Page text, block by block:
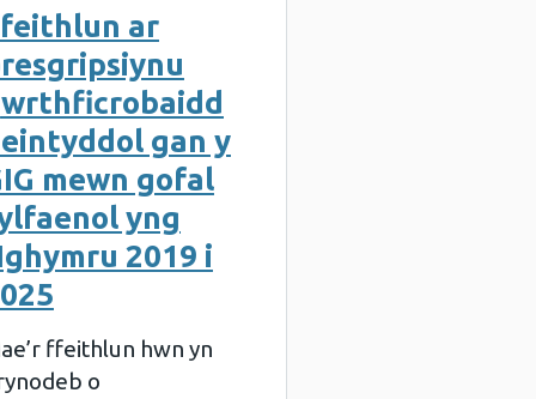
ar
gan y
mewn gofal
yng
2019 i
ffeithlun hwn yn
o